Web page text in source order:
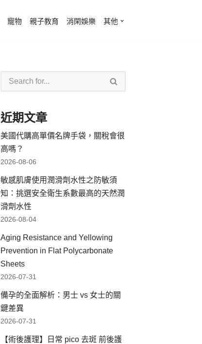
寵物 親子教育 消閑娛樂 其他
近期文章
美國代購高單價名牌手袋，關稅會很
高嗎？
2026-08-06
敏感肌膚使用潤滑劑水性之防敏須
知：挑選安全衛生系數最高的天然潤
滑劑水性
2026-08-04
Aging Resistance and Yellowing
Prevention in Flat Polycarbonate
Sheets
2026-07-31
備孕的全面解析：男士 vs 女士的關
鍵差異
2026-07-31
【術後護理】日常 pico 去斑 前後護